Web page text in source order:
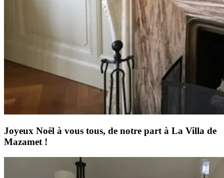
Joyeux Noël à vous tous, de notre part à La Villa de
Mazamet !